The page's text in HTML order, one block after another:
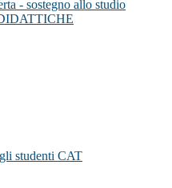
- sostegno allo studio
studenti CAT